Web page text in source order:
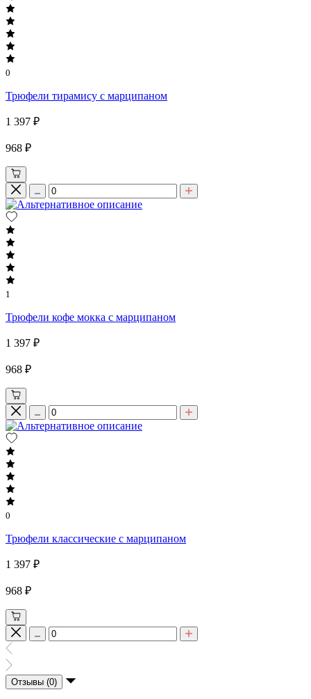
0
Трюфели тирамису с марципаном
1 397 ₽
968 ₽
1
Трюфели кофе мокка с марципаном
1 397 ₽
968 ₽
0
Трюфели классические с марципаном
1 397 ₽
968 ₽
Отзывы (0)